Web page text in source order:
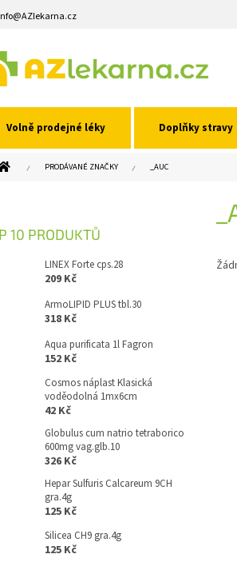
Volně prodejné léky Doplňky stravy
DOMŮ PRODÁVANÉ ZNAČKY _AUC
10 PRODUKTŮ
LINEX Forte cps.28
209 Kč
ArmoLIPID PLUS tbl.30
318 Kč
Aqua purificata 1l Fagron
152 Kč
Cosmos náplast Klasická
voděodolná 1mx6cm
42 Kč
Globulus cum natrio tetraborico
600mg vag.glb.10
326 Kč
Hepar Sulfuris Calcareum 9CH
gra.4g
125 Kč
Silicea CH9 gra.4g
125 Kč